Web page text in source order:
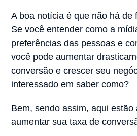
A boa notícia é que não há de
Se você entender como a
preferências das pessoas e
você pode aumentar
conversão e crescer seu
interessado em saber como?
Bem, sendo assim, aqui
aumentar sua taxa de